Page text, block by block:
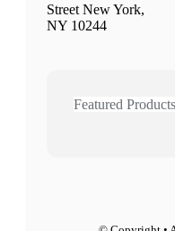
Street New York,
NY 10244
Featured Products